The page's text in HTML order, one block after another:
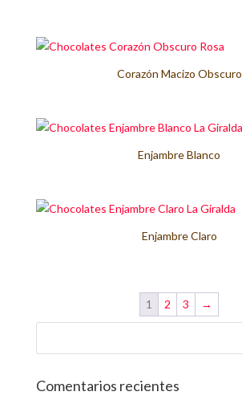
Corazón Macizo Obscuro
Enjambre Blanco
Enjambre Claro
1 2 3 →
Comentarios recientes